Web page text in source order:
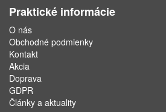
Praktické informácie
O nás
Obchodné podmienky
Kontakt
Akcia
Doprava
GDPR
Články a aktuality